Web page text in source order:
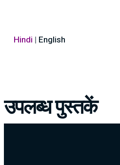
Hindi | English
उपलब्ध पुस्तकें